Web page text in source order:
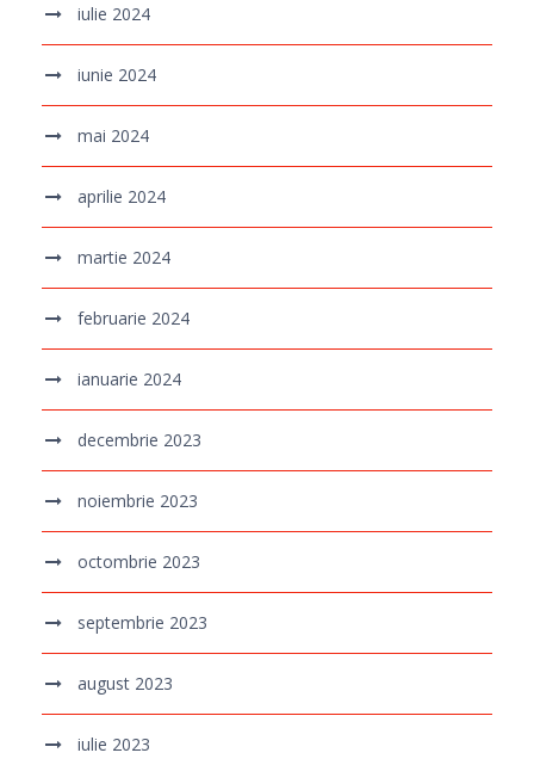
iulie 2024
iunie 2024
mai 2024
aprilie 2024
martie 2024
februarie 2024
ianuarie 2024
decembrie 2023
noiembrie 2023
octombrie 2023
septembrie 2023
august 2023
iulie 2023